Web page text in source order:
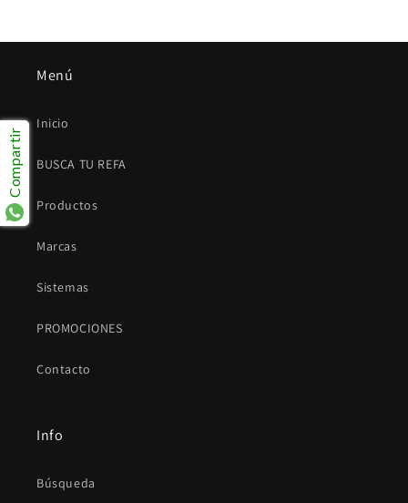
Menú
Inicio
BUSCA TU REFA
Productos
Marcas
Sistemas
PROMOCIONES
Contacto
Info
Búsqueda
Compartir